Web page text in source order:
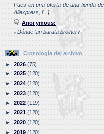
Pues en una oferta de una tienda de
Aliexpress, [...]
Anonymous:
¿Dónde tan barata brother?
Cronología del archivo
►2026(75)
►2025(120)
►2024(120)
►2023(120)
►2022(119)
►2021(120)
►2020(120)
►2019(120)